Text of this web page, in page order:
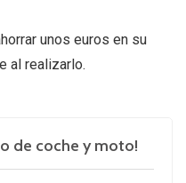
unos euros en su
al realizarlo.
de coche y moto!